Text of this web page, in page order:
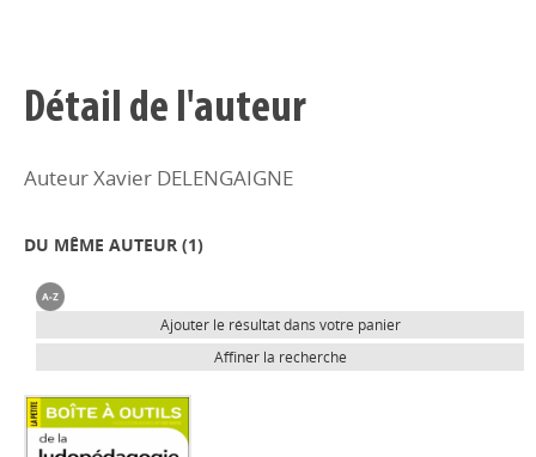
Détail de l'auteur
Auteur Xavier DELENGAIGNE
DU MÊME AUTEUR (1)
Ajouter le résultat dans votre panier
Affiner la recherche